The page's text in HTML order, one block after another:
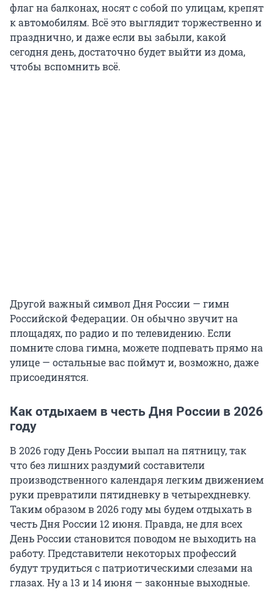
флаг на балконах, носят с собой по улицам, крепят
к автомобилям. Всё это выглядит торжественно и
празднично, и даже если вы забыли, какой
сегодня день, достаточно будет выйти из дома,
чтобы вспомнить всё.
Другой важный символ Дня России — гимн
Российской Федерации. Он обычно звучит на
площадях, по радио и по телевидению. Если
помните слова гимна, можете подпевать прямо на
улице — остальные вас поймут и, возможно, даже
присоединятся.
Как отдыхаем в честь Дня России в 2026
году
В 2026 году День России выпал на пятницу, так
что без лишних раздумий составители
производственного календаря легким движением
руки превратили пятидневку в четырехдневку.
Таким образом в 2026 году мы будем отдыхать в
честь Дня России 12 июня. Правда, не для всех
День России становится поводом не выходить на
работу. Представители некоторых профессий
будут трудиться с патриотическими слезами на
глазах. Ну а 13 и 14 июня — законные выходные.